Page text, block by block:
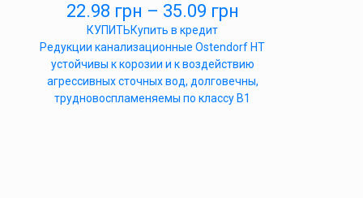
22.98 грн – 35.09 грн
КУПИТЬКупить в кредит
Редукции канализационные Ostendorf HT
устойчивы к корозии и к воздействию
агрессивных сточных вод, долговечны,
трудновоспламеняемы по классу B1